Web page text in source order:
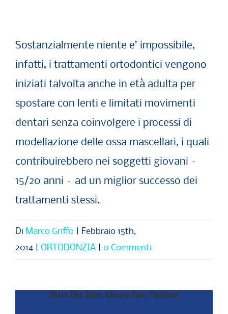
Sostanzialmente niente e’ impossibile,
infatti, i trattamenti ortodontici vengono
iniziati talvolta anche in età adulta per
spostare con lenti e limitati movimenti
dentari senza coinvolgere i processi di
modellazione delle ossa mascellari, i quali
contribuirebbero nei soggetti giovani –
15/20 anni – ad un miglior successo dei
trattamenti stessi.
Di Marco Griffo | Febbraio 15th,
2014 | ORTODONZIA | 0 Commenti
Share This Story, Choose Your Platform!